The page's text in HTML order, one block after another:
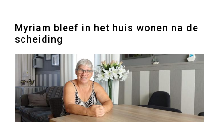
Myriam bleef in het huis wonen na de
scheiding